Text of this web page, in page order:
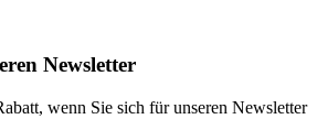
Newsletter
wenn Sie sich für unseren Newsletter